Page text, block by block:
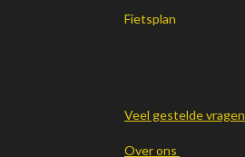
Fietsplan
Veel gestelde vragen
Over ons